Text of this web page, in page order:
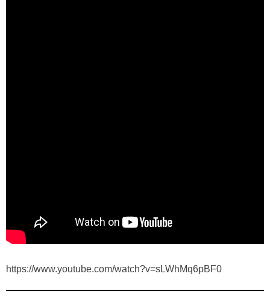
https://www.youtube.com/watch?v=sLWhMq6pBF0